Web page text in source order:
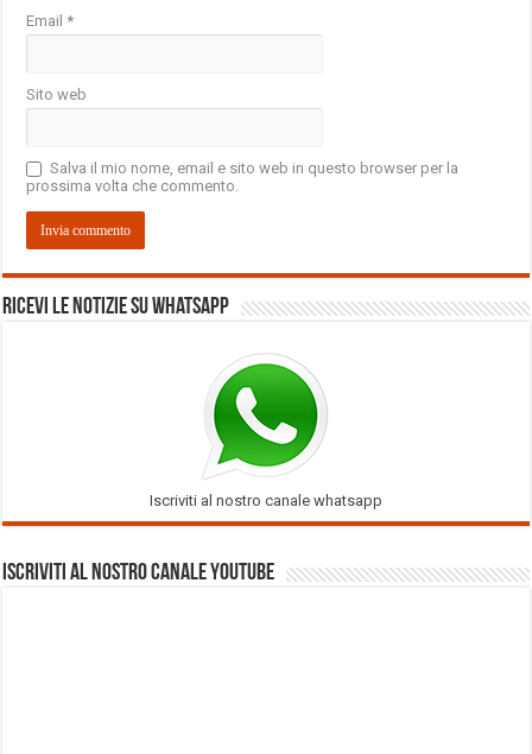
Email*
Sito web
Salva il mio nome, email e sito web in questo browser per la
prossima volta che commento.
Ricevi le notizie su Whatsapp
Iscriviti al nostro canale whatsapp
Iscriviti al nostro Canale Youtube